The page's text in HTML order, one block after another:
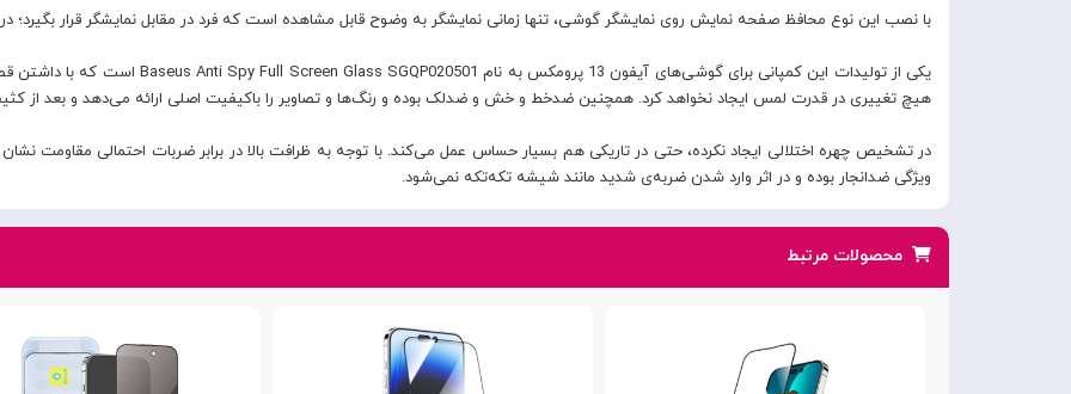
با نصب این نوع محافظ صفحه نمایش روی نمایشگر گوشی، تنها زمانی نمایشگر به وضوح قابل مشاهده است که فرد در مقابل نمایشگر قرار
هیچ تغییری در قدرت لمس ایجاد نخواهد کرد. همچنین ضدخط و خش و ضدلک بوده و رنگ‌ها و تصاویر را باکیفیت اصلی ارائه می‌دهد و بعد از
در تشخیص چهره اختلالی ایجاد نکرده، حتی در تاریکی هم بسیار حساس عمل می‌کند. با توجه به ظرافت بالا در برابر ضربات احتمالی مقاومت
ویژگی ضدانجار بوده و در اثر وارد شدن ضربه‌ی شدید مانند شیشه تکه‌تکه نمی‌شود.
محصولات مرتبط